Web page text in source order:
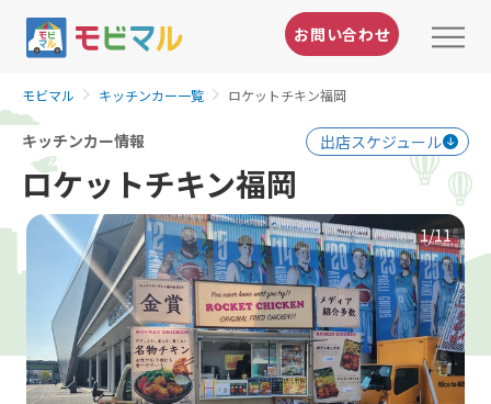
お問い合わせ
モビマル キッチンカー一覧 ロケットチキン福岡
キッチンカー情報 出店スケジュール
ロケットチキン福岡
1/11